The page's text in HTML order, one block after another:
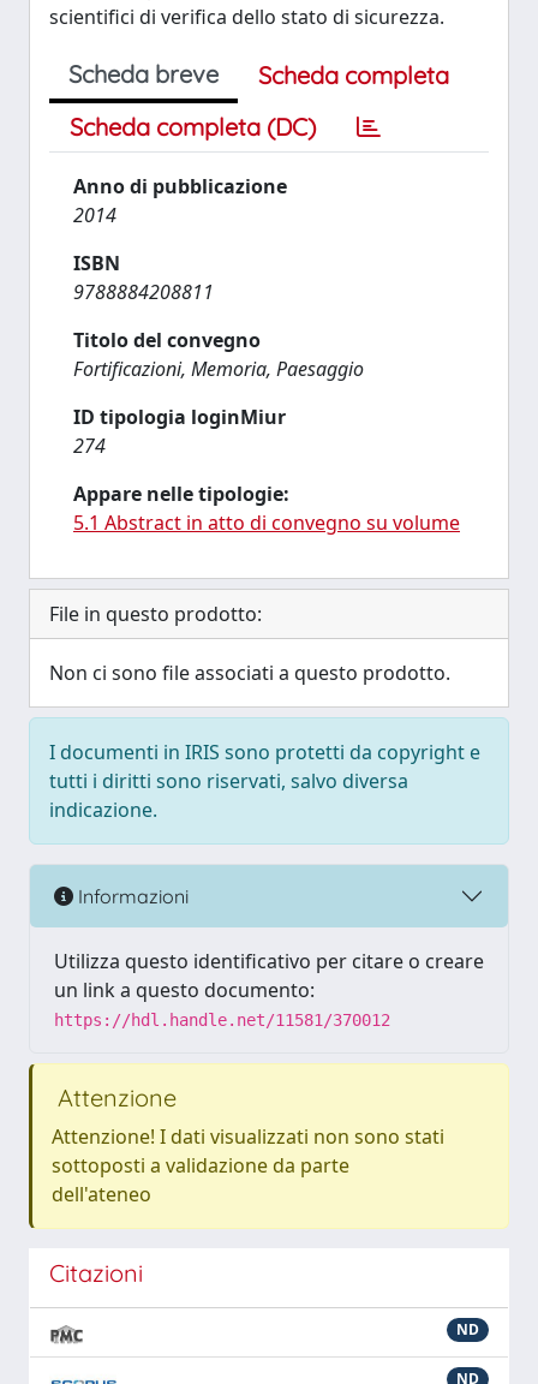
scientifici di verifica dello stato di sicurezza.
Scheda breve
Scheda completa
Scheda completa (DC)
Anno di pubblicazione
2014
ISBN
9788884208811
Titolo del convegno
Fortificazioni, Memoria, Paesaggio
ID tipologia loginMiur
274
Appare nelle tipologie:
5.1 Abstract in atto di convegno su volume
File in questo prodotto:
Non ci sono file associati a questo prodotto.
I documenti in IRIS sono protetti da copyright e
tutti i diritti sono riservati, salvo diversa
indicazione.
Informazioni
Utilizza questo identificativo per citare o creare
un link a questo documento:
https://hdl.handle.net/11581/370012
Attenzione
Attenzione! I dati visualizzati non sono stati
sottoposti a validazione da parte
dell'ateneo
Citazioni
ND
ND